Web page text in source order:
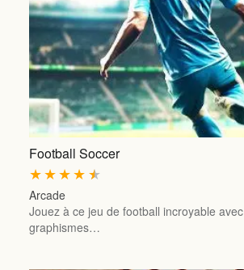
Football Soccer
★
★
★
★
★
Arcade
Jouez à ce jeu de football incroyable
graphismes…